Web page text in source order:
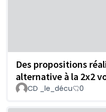
Des propositions
alternative à la 2x2
CD _le_décu 0